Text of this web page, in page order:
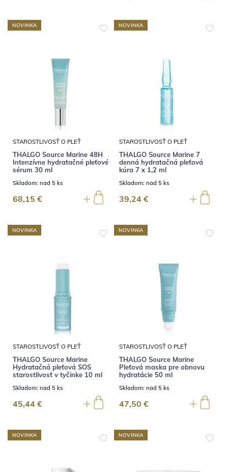
NOVINKA
STAROSTLIVOSŤ O PLEŤ
THALGO Source Marine 48H
Intenzívne hydratačné pleťové
sérum 30 ml
Skladom: nad 5 ks
68,15 €
NOVINKA
STAROSTLIVOSŤ O PLEŤ
THALGO Source Marine 7
denná hydratačná pleťová
kúra 7 x 1,2 ml
Skladom: nad 5 ks
39,24 €
NOVINKA
STAROSTLIVOSŤ O PLEŤ
THALGO Source Marine
Hydratačná pleťová SOS
starostlivosť v tyčinke 10 ml
Skladom: nad 5 ks
45,44 €
NOVINKA
STAROSTLIVOSŤ O PLEŤ
THALGO Source Marine
Pleťová maska pre obnovu
hydratácie 50 ml
Skladom: nad 5 ks
47,50 €
NOVINKA NOVINKA